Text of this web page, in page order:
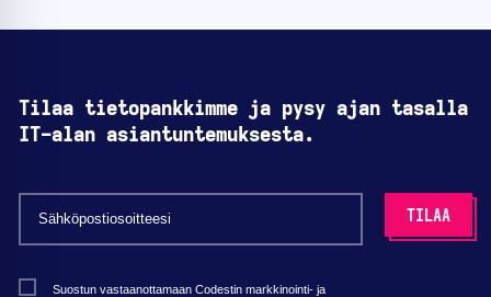
Tilaa tietopankkimme ja pysy ajan tasalla
IT-alan asiantuntemuksesta.
Suostun vastaanottamaan Codestin markkinointi- ja